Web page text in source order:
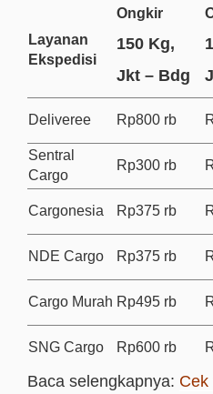
Layanan
Ekspedisi
Ongkir
150 Kg,
Jkt – Bdg
Deliveree Rp800 rb
Sentral
Cargo
Rp300 rb
Cargonesia Rp375 rb
NDE Cargo Rp375 rb
Cargo Murah Rp495 rb
SNG Cargo Rp600 rb
Baca selengkapnya: Cek